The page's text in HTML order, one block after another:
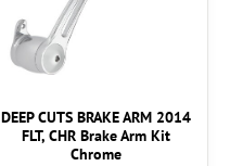
DEEP CUTS BRAKE ARM 2014
FLT, CHR Brake Arm Kit
Chrome